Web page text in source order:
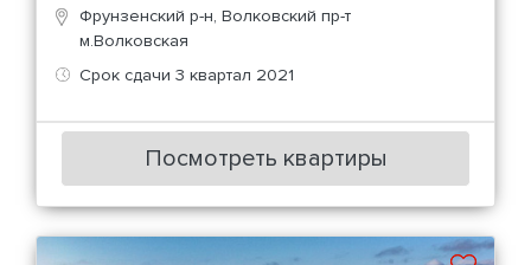
Фрунзенский р-н, Волковский пр-т
м.Волковская
Срок сдачи 3 квартал 2021
Посмотреть квартиры